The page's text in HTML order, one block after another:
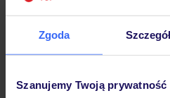
Zgoda
Szanujemy Twoją prywatność